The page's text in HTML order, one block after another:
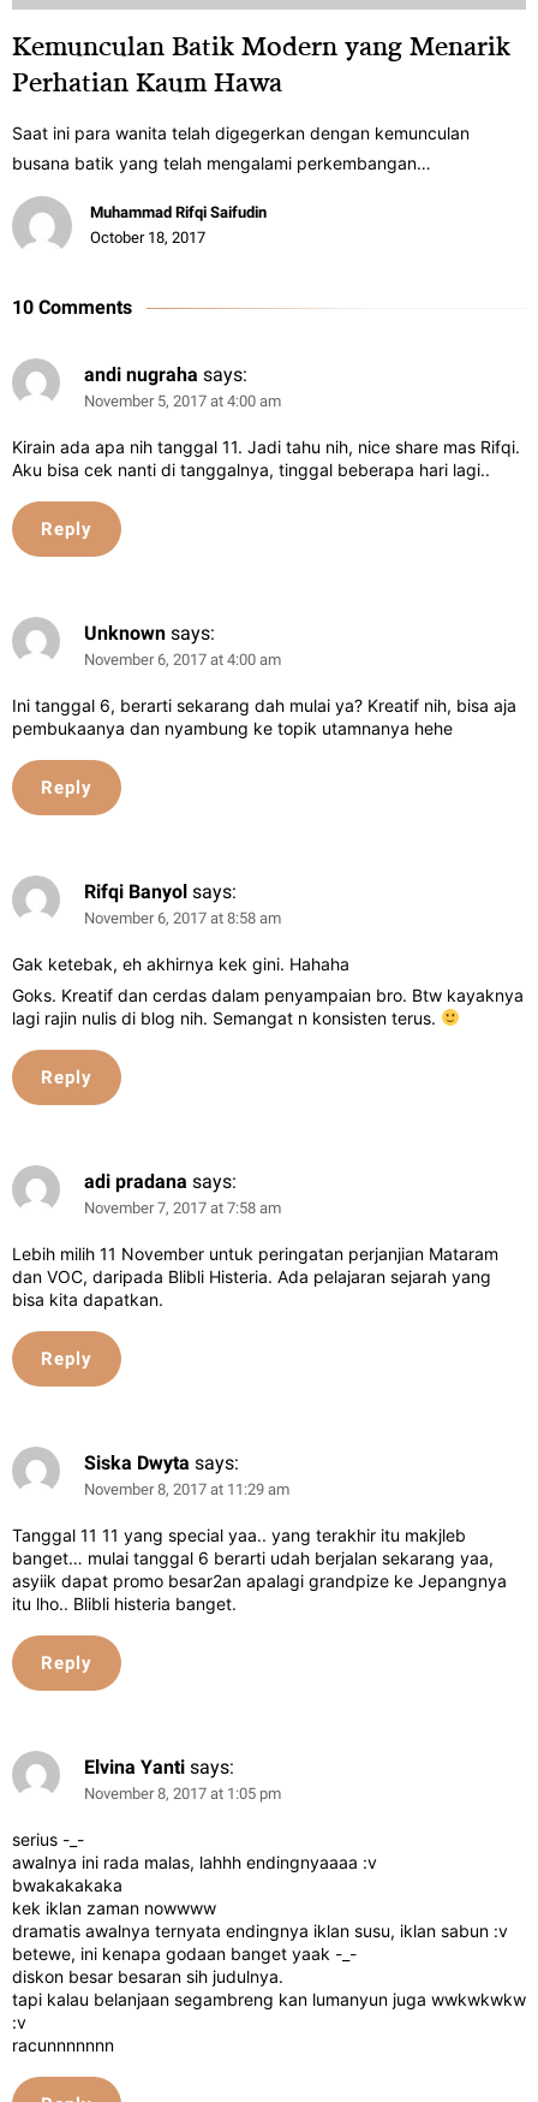
Kemunculan Batik Modern yang Menarik
Perhatian Kaum Hawa
Saat ini para wanita telah digegerkan dengan kemunculan
busana batik yang telah mengalami perkembangan…
Muhammad Rifqi Saifudin
October 18, 2017
10 Comments
andi nugraha says:
November 5, 2017 at 4:00 am
Kirain ada apa nih tanggal 11. Jadi tahu nih, nice share mas Rifqi.
Aku bisa cek nanti di tanggalnya, tinggal beberapa hari lagi..
Reply
Unknown says:
November 6, 2017 at 4:00 am
Ini tanggal 6, berarti sekarang dah mulai ya? Kreatif nih, bisa aja
pembukaanya dan nyambung ke topik utamnanya hehe
Reply
Rifqi Banyol says:
November 6, 2017 at 8:58 am
Gak ketebak, eh akhirnya kek gini. Hahaha
Goks. Kreatif dan cerdas dalam penyampaian bro. Btw kayaknya
lagi rajin nulis di blog nih. Semangat n konsisten terus.
Reply
adi pradana says:
November 7, 2017 at 7:58 am
Lebih milih 11 November untuk peringatan perjanjian Mataram
dan VOC, daripada Blibli Histeria. Ada pelajaran sejarah yang
bisa kita dapatkan.
Reply
Siska Dwyta says:
November 8, 2017 at 11:29 am
Tanggal 11 11 yang special yaa.. yang terakhir itu makjleb
banget… mulai tanggal 6 berarti udah berjalan sekarang yaa,
asyiik dapat promo besar2an apalagi grandpize ke Jepangnya
itu lho.. Blibli histeria banget.
Reply
Elvina Yanti says:
November 8, 2017 at 1:05 pm
serius -_-
awalnya ini rada malas, lahhh endingnyaaaa :v
bwakakakaka
kek iklan zaman nowwww
dramatis awalnya ternyata endingnya iklan susu, iklan sabun :v
betewe, ini kenapa godaan banget yaak -_-
diskon besar besaran sih judulnya.
tapi kalau belanjaan segambreng kan lumanyun juga wwkwkwkw
:v
racunnnnnnn